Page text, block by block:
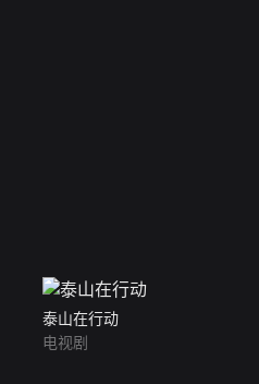
泰山在行动
电视剧